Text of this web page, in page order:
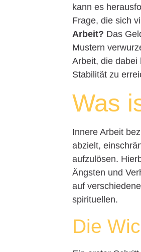
kann es
Frage, die sich
Arbeit? Das
Mustern
Arbeit, die dabei
Stabilität zu
Was
Innere Arbeit
abzielt,
aufzulösen.
Ängsten und
auf
spirituellen.
Die